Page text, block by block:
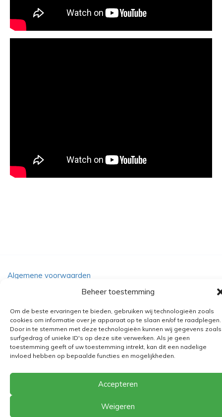
Beheer toestemming
Om de beste ervaringen te bieden, gebruiken wij technologieën zoals
cookies om informatie over je apparaat op te slaan en/of te raadplegen.
Door in te stemmen met deze technologieën kunnen wij gegevens zoals
surfgedrag of unieke ID's op deze site verwerken. Als je geen
toestemming geeft of uw toestemming intrekt, kan dit een nadelige
invloed hebben op bepaalde functies en mogelijkheden.
Accepteren
Weigeren
Algemene voorwaarden
BE 0682.845.059
© 2026The Playground